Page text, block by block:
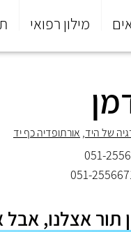
מילון רפואי
של היד, אורתופדיה כף יד
051-
051-
תור אצלנו,